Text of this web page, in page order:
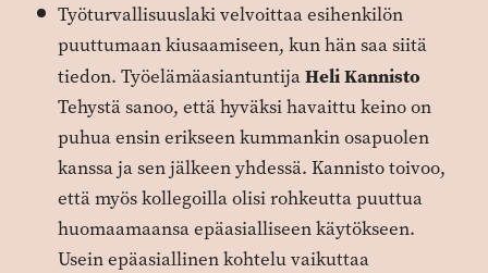
Työturvallisuuslaki velvoittaa esihenkilön
puuttumaan kiusaamiseen, kun hän saa siitä
tiedon. TyöelämäasiantuntijaHeli Kannisto
Tehystä sanoo, että hyväksi havaittu keino on
puhua ensin erikseen kummankin osapuolen
kanssa ja sen jälkeen yhdessä. Kannisto toivoo,
että myös kollegoilla olisi rohkeutta puuttua
huomaamaansa epäasialliseen käytökseen.
Usein epäasiallinen kohtelu vaikuttaa